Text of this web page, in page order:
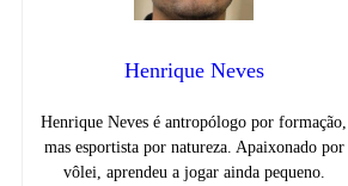
Henrique Neves
Henrique Neves é antropólogo por formação,
mas esportista por natureza. Apaixonado por
vôlei, aprendeu a jogar ainda pequeno.